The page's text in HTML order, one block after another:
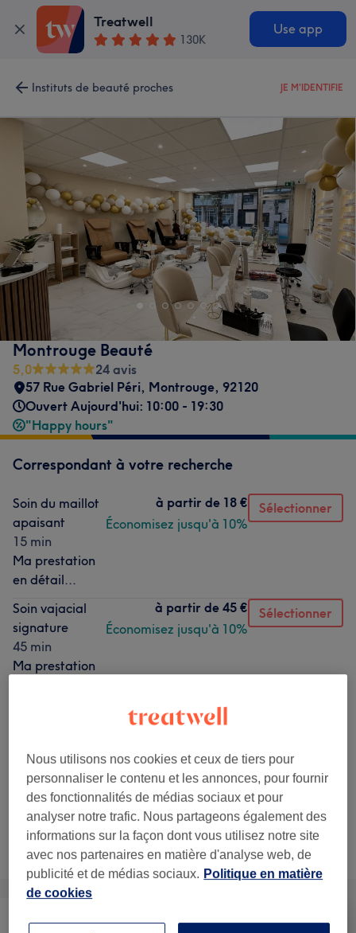
Treatwell
130K
Use app
Instituts de beauté proches JE M'IDENTIFIE
Montrouge Beauté
5,0
24 avis
57 Rue Gabriel Péri, Montrouge, 92120
Ouvert Aujourd'hui: 10:00 - 19:30
"Happy hours"
Correspondant à votre recherche
Soin du maillot
apaisant
15 min
Ma prestation
en détail...
à partir de 18 €
Économisez jusqu'à 10%
Sélectionner
Soin vajacial
signature
45 min
Ma prestation
à partir de 45 €
Économisez jusqu'à 10%
Sélectionner
1 h 15 min
Ma prestation
en détail...
à partir de 67,50 €
Ce n'est pas ce que vous recherchiez ?
Recherchez dans notre liste de prestations
Nous utilisons nos cookies et ceux de tiers pour
personnaliser le contenu et les annonces, pour fournir
des fonctionnalités de médias sociaux et pour
analyser notre trafic. Nous partageons également des
informations sur la façon dont vous utilisez notre site
avec nos partenaires en matière d'analyse web, de
publicité et de médias sociaux. Politique en matière
de cookies